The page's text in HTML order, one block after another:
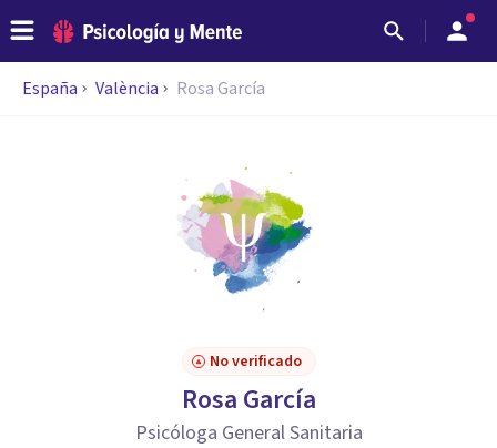
España València Rosa García
No verificado
Rosa García
Psicóloga General Sanitaria